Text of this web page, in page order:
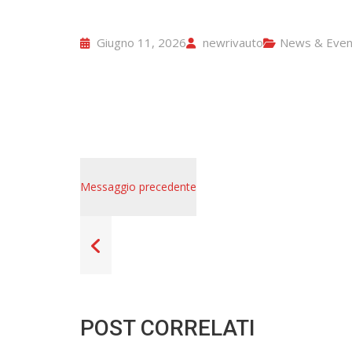
Giugno 11, 2026 newrivauto News &
Messaggio precedente
POST CORRELATI